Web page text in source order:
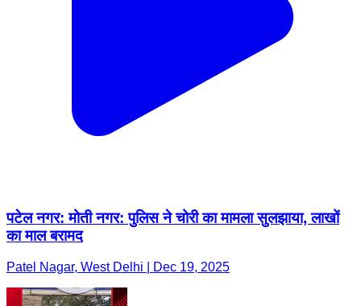
पटेल नगर: मोती नगर: पुलिस ने चोरी का मामला सुलझाया, लाखों
का माल बरामद
Patel Nagar, West Delhi | Dec 19, 2025